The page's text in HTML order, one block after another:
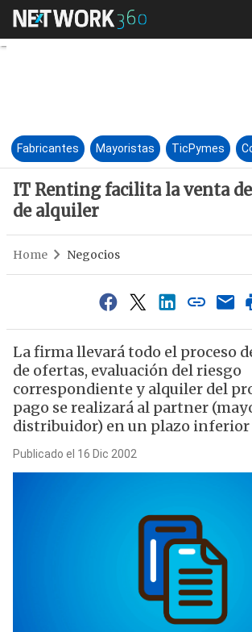
IT Renting
Fabricantes Mayoristas TicPymes
IT Renting facilita la venta
de alquiler
Home Negocios
La firma llevará todo el proceso
de ofertas, evaluación del riesgo
correspondiente y alquiler del
pago se realizará al partner
distribuidor) en un plazo inferior
Publicado el 16 Dic 2002